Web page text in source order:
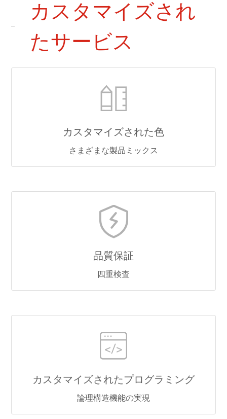
カスタマイズされ
たサービス
カスタマイズされた色
さまざまな製品ミックス
品質保証
四重検査
カスタマイズされたプログラミング
論理構造機能の実現